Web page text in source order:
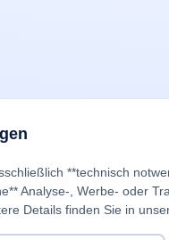
**technisch
Analyse-, Werbe- oder
Details finden Sie in